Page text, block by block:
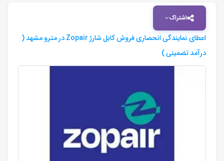
اشتراک
اعطای نمایندگی انحصاری فروش کابل شارژ Zopair در مترو مشهد (
درآمد تضمینی )